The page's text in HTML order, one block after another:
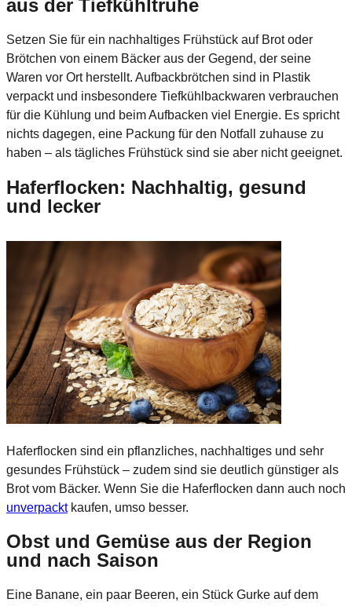
aus der Tiefkühltruhe
Setzen Sie für ein nachhaltiges Frühstück auf Brot oder
Brötchen von einem Bäcker aus der Gegend, der seine
Waren vor Ort herstellt. Aufbackbrötchen sind in Plastik
verpackt und insbesondere Tiefkühlbackwaren verbrauchen
für die Kühlung und beim Aufbacken viel Energie. Es spricht
nichts dagegen, eine Packung für den Notfall zuhause zu
haben – als tägliches Frühstück sind sie aber nicht geeignet.
Haferflocken: Nachhaltig, gesund
und lecker
Haferflocken sind ein pflanzliches, nachhaltiges und sehr
gesundes Frühstück – zudem sind sie deutlich günstiger als
Brot vom Bäcker. Wenn Sie die Haferflocken dann auch noch
unverpacktkaufen, umso besser.
Obst und Gemüse aus der Region
und nach Saison
Eine Banane, ein paar Beeren, ein Stück Gurke auf dem